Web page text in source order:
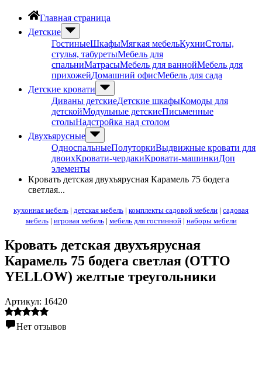
Главная страница
Детские
ГостиныеШкафыМягкая мебельКухниСтолы,
стулья, табуретыМебель для
спальниМатрасыМебель для ваннойМебель для
прихожейДомашний офисМебель для сада
Детские кровати
Диваны детскиеДетские шкафыКомоды для
детскойМодульные детскиеПисьменные
столыНадстройка над столом
Двухъярусные
ОдноспальныеПолуторкиВыдвижные кровати для
двоихКровати-чердакиКровати-машинкиДоп
элементы
Кровать детская двухъярусная Карамель 75 бодега
светлая...
кухонная мебель | детская мебель | комплекты садовой мебели | садовая
мебель| игровая мебель| мебель для гостинной| наборы мебели
Кровать детская двухъярусная
Карамель 75 бодега светлая (OТТО
YELLOW) желтые треугольники
Артикул: 16420
Нет отзывов